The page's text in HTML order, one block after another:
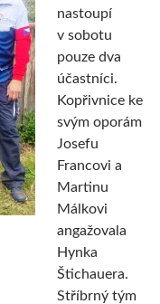
nastoupí
v sobotu
pouze dva
účastníci.
Kopřivnice ke
svým oporám
Josefu
Francovi a
Martinu
Málkovi
angažovala
Hynka
Štichauera.
Stříbrný tým